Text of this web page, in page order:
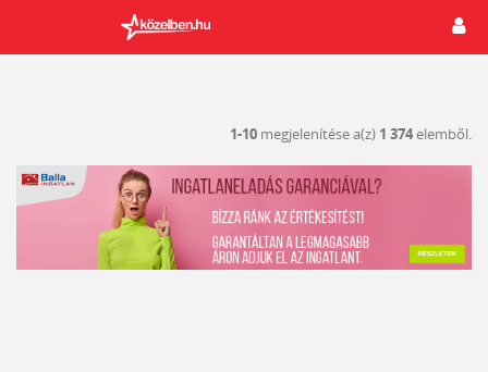
1-10 megjelenítése a(z) 1 374elemből.